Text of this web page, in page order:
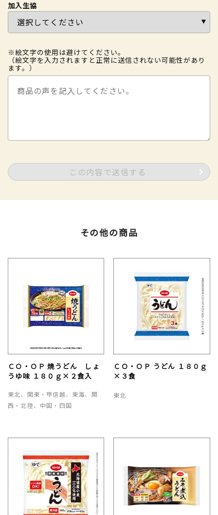
加入生協
※絵文字の使用は避けてください。
（絵文字を入力されますと正常に送信されない可能性があり
ます。）
この内容で送信する
その他の商品
ＣＯ・ＯＰ 焼うどん しょ
うゆ味 １８０ｇ×２食入
東北、関東・甲信越、東海、関
西・北陸、中国・四国
ＣＯ・ＯＰ うどん １８０ｇ
×３食
東北